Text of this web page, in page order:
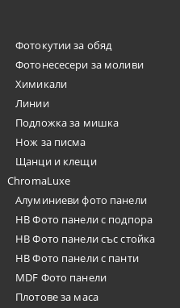
Фотокутии за обяд
Фотонесесери за моливи
Химикали
Линии
Подложка за мишка
Нож за писма
Щанци и клещи
ChromaLuxe
Алуминиеви фото панели
HB Фото панели с подпора
HB Фото панели със стойка
HB Фото панели с панти
MDF Фото панели
Плотове за маса